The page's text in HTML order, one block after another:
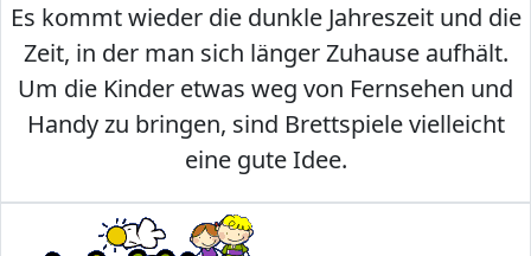
Es kommt wieder die dunkle Jahreszeit und die
Zeit, in der man sich länger Zuhause aufhält.
Um die Kinder etwas weg von Fernsehen und
Handy zu bringen, sind Brettspiele vielleicht
eine gute Idee.